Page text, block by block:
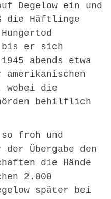
Degelow ein und
die Häftlinge
bis er sich
abends etwa
wobei die
behilflich
froh und
Übergabe den
die Hände
2.000
später bei